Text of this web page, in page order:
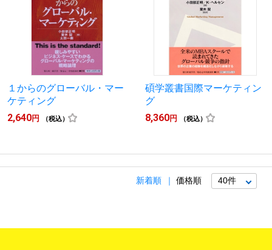
１からのグローバル・マー
ケティング
2,640円 （税込）
碩学叢書国際マーケティン
グ
8,360円 （税込）
新着順 価格順